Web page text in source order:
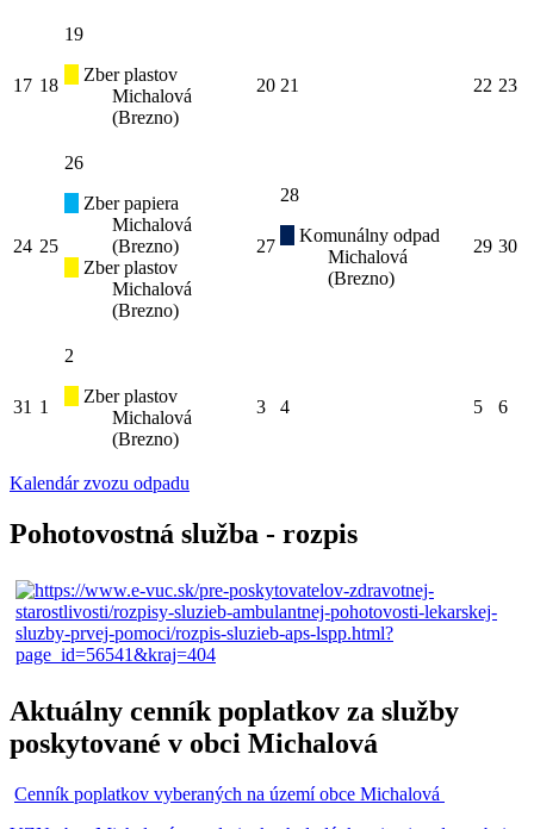
17 18
19
Zber plastov
Michalová
(Brezno)
20 21 22 23
24 25
26
Zber papiera
Michalová
(Brezno)
Zber plastov
Michalová
(Brezno)
27
28
Komunálny odpad
Michalová
(Brezno)
29 30
31 1
2
Zber plastov
Michalová
(Brezno)
3 4 5 6
Kalendár zvozu odpadu
Pohotovostná služba - rozpis
Aktuálny cenník poplatkov za služby
poskytované v obci Michalová
Cenník poplatkov vyberaných na území obce Michalová